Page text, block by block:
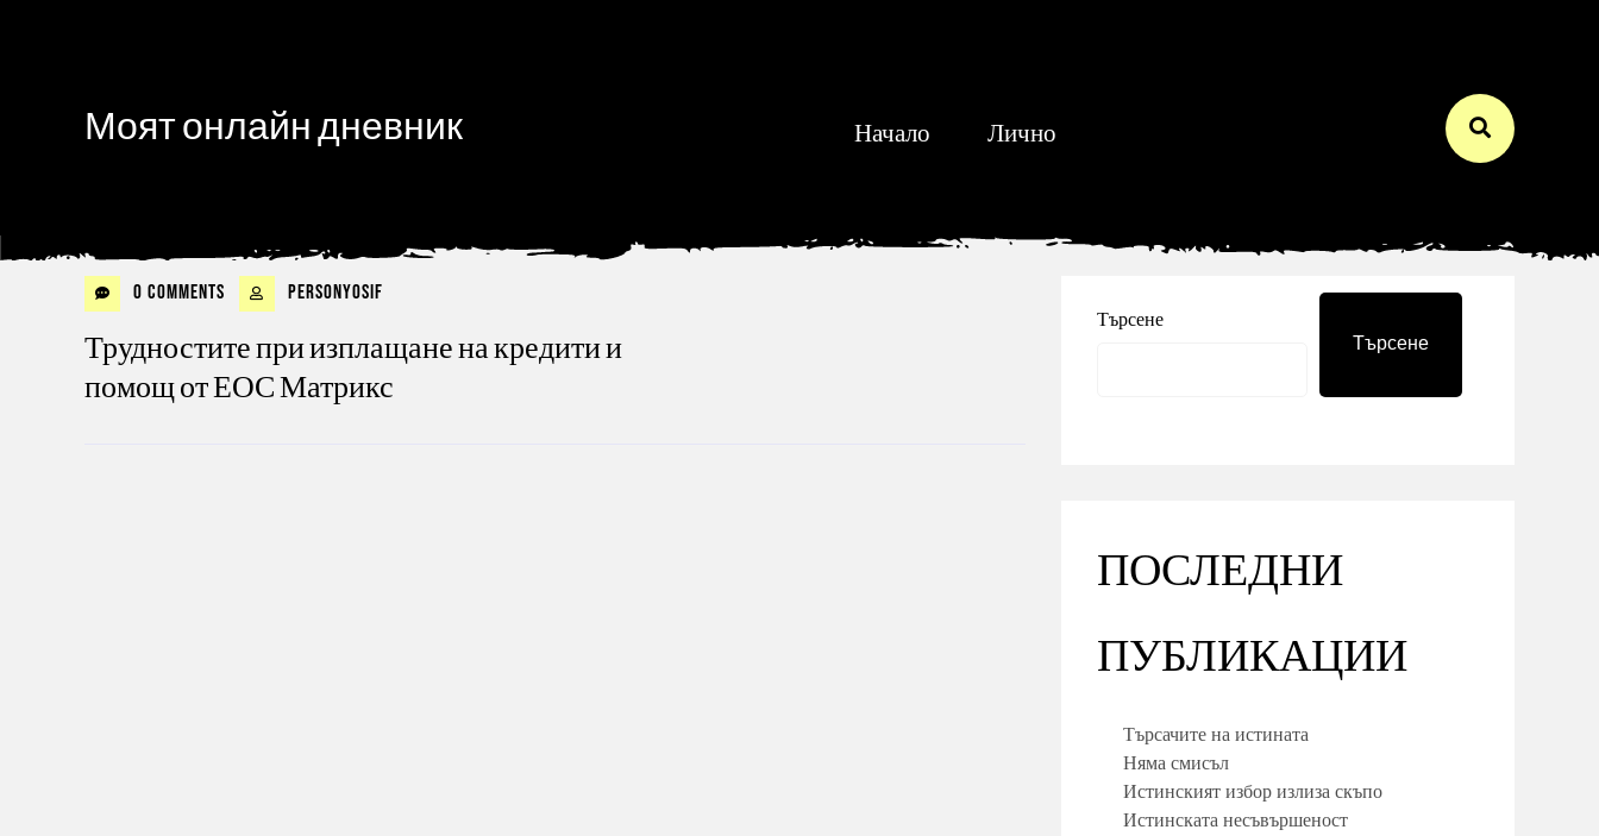
Моят онлайн дневник Начало Лично
0 Comments personyosif
Трудностите при изплащане на кредити и
помощ от ЕОС Матрикс
Търсене
Търсене
ПОСЛЕДНИ
ПУБЛИКАЦИИ
Търсачите на истината
Няма смисъл
Истинският избор излиза скъпо
Истинската несъвършеност